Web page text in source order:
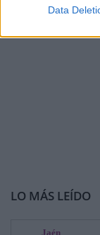
Data
LO MÁS LEÍDO
Jaén